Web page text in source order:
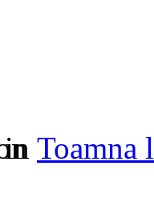
Toamna